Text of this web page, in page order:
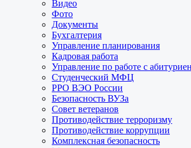
Видео
Фото
Документы
Бухгалтерия
Управление планирования
Кадровая работа
Управление по работе с
Студенческий МФЦ
РРО ВЭО России
Безопасность ВУЗа
Совет ветеранов
Противодействие терроризму
Противодействие коррупции
Комплексная безопасность